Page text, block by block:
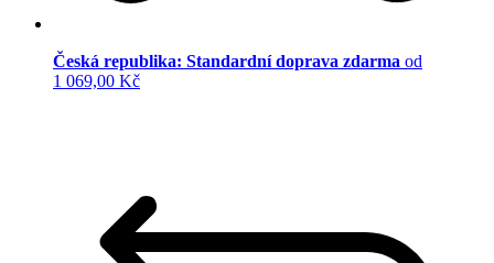
Česká republika: Standardní doprava zdarma od
1 069,00 Kč